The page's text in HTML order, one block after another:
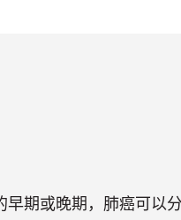
早期或晚期，肺癌可以